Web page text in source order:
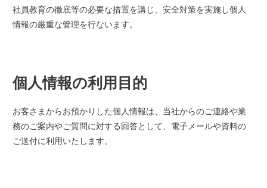
社員教育の徹底等の必要な措置を講じ、安全対策を実施し個人
情報の厳重な管理を行ないます。
個人情報の利用目的
お客さまからお預かりした個人情報は、当社からのご連絡や業
務のご案内やご質問に対する回答として、電子メールや資料の
ご送付に利用いたします。